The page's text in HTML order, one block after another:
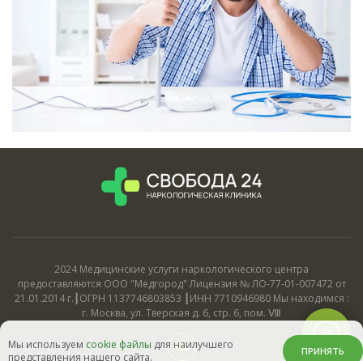
2024 Медицинские услуги наркологического центра
предоставляются ООО "Медгород" Лицензия № ЛО-77-01-007472 от
21.01.2014 г.┃ОГРН 1137746803853 ┃ИНН 7710946980 Мы находимся :
г. Москва, ул. Тверская д. 6, стр. 6, пом. Ⅷ
Мы используем cookie файлы для наилучшего
представления нашего сайта.
ПРИНЯТЬ